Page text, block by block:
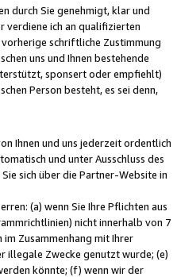
durch Sie genehmigt, klar und
verdiene ich an qualifizierten
vorherige schriftliche Zustimmung
uns und Ihnen bestehende
sponsert oder empfiehlt)
Person besteht, es sei denn,
Ihnen und uns jederzeit ordentlich
und unter Ausschluss des
sich über die Partner-Website in
(a) wenn Sie Ihre Pflichten aus
nicht innerhalb von 7
Zusammenhang mit Ihrer
illegale Zwecke genutzt wurde; (e)
könnte; (f) wenn wir der